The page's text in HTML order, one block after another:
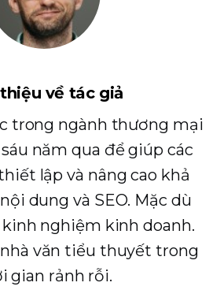
về tác giả
trong ngành thương mại
năm qua để giúp các
lập và nâng cao khả
dung và SEO. Mặc dù
kinh nghiệm kinh doanh.
văn tiểu thuyết trong
gian rảnh rỗi.